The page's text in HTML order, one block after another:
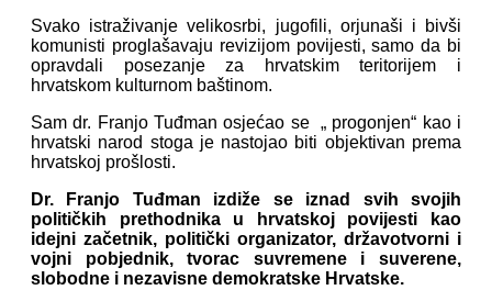
Svako istraživanje velikosrbi, jugofili, orjunaši i bivši
komunisti proglašavaju revizijom povijesti, samo da bi
opravdali posezanje za hrvatskim teritorijem i
hrvatskom kulturnom baštinom.
Sam dr. Franjo Tuđman osjećao se „ progonjen“ kao i
hrvatski narod stoga je nastojao biti objektivan prema
hrvatskoj prošlosti.
Dr. Franjo Tuđman izdiže se iznad svih svojih
političkih prethodnika u hrvatskoj povijesti kao
idejni začetnik, politički organizator, državotvorni i
vojni pobjednik, tvorac suvremene i suverene,
slobodne i nezavisne demokratske Hrvatske.